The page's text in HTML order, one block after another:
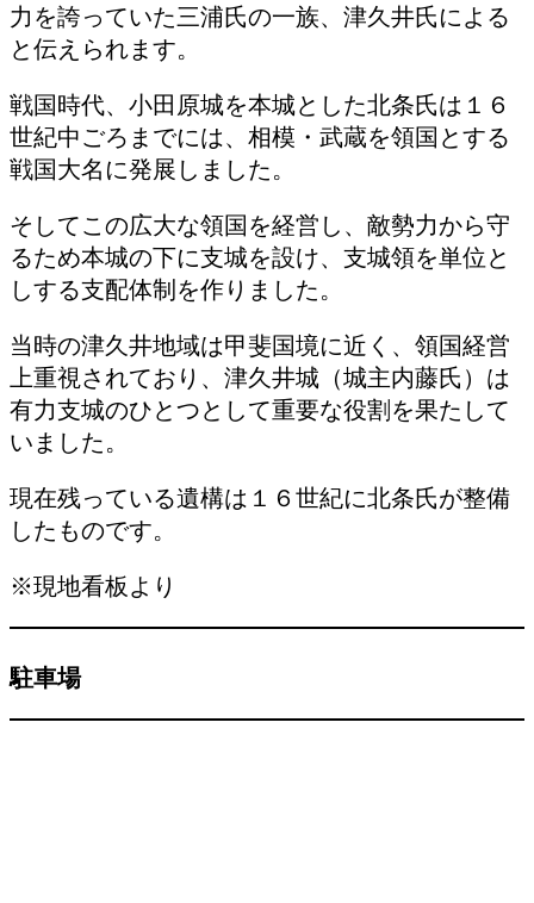
力を誇っていた三浦氏の一族、津久井氏による
と伝えられます。
戦国時代、小田原城を本城とした北条氏は１６
世紀中ごろまでには、相模・武蔵を領国とする
戦国大名に発展しました。
そしてこの広大な領国を経営し、敵勢力から守
るため本城の下に支城を設け、支城領を単位と
しする支配体制を作りました。
当時の津久井地域は甲斐国境に近く、領国経営
上重視されており、津久井城（城主内藤氏）は
有力支城のひとつとして重要な役割を果たして
いました。
現在残っている遺構は１６世紀に北条氏が整備
したものです。
※現地看板より
駐車場